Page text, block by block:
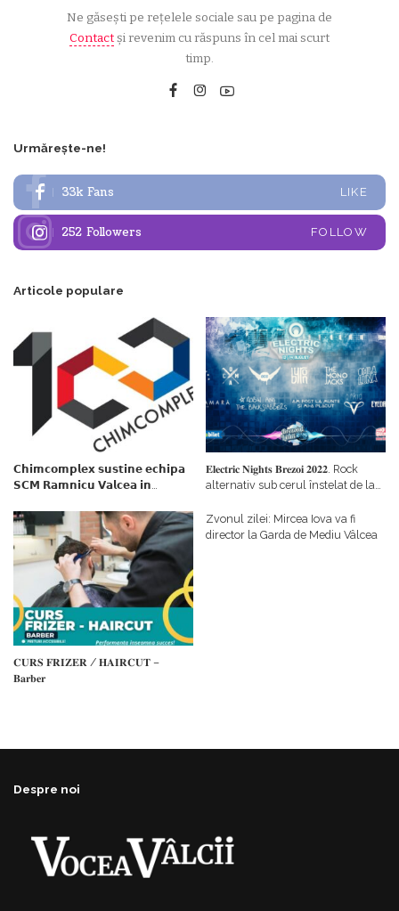
Ne găsești pe rețelele sociale sau pe pagina de
Contactși revenim cu răspuns în cel mai scurt
timp.
Urmărește-ne!
33k Fans LIKE
252 Followers FOLLOW
Articole populare
𝗖𝗵𝗶𝗺𝗰𝗼𝗺𝗽𝗹𝗲𝘅 𝘀𝘂𝘀𝘁𝗶𝗻𝗲 𝗲𝗰𝗵𝗶𝗽𝗮
𝗦𝗖𝗠 𝗥𝗮𝗺𝗻𝗶𝗰𝘂 𝗩𝗮𝗹𝗰𝗲𝗮 𝗶𝗻
𝗳𝗶𝗻𝗮𝗻𝘁𝗮𝘁𝗼𝗿
𝐄𝐥𝐞𝐜𝐭𝐫𝐢𝐜 𝐍𝐢𝐠𝐡𝐭𝐬 𝐁𝐫𝐞𝐳𝐨𝐢 𝟐𝟎𝟐𝟐. Rock
alternativ sub cerul înstelat de la
𝐂𝐔𝐑𝐒 𝐅𝐑𝐈𝐙𝐄𝐑 / 𝐇𝐀𝐈𝐑𝐂𝐔𝐓 –
𝐁𝐚𝐫𝐛𝐞𝐫
Zvonul zilei: Mircea Iova va fi
director la Garda de Mediu Vâlcea
Despre noi